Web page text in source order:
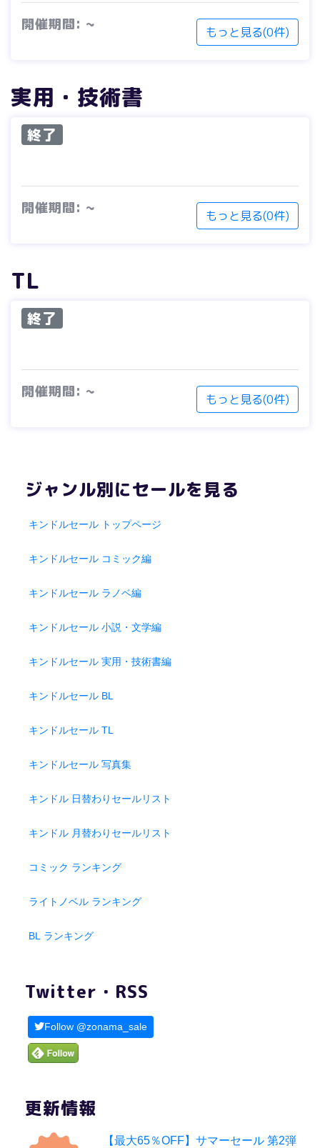
開催期間: ~ もっと見る(0件)
実用・技術書
終了
開催期間: ~ もっと見る(0件)
TL
終了
開催期間: ~ もっと見る(0件)
ジャンル別にセールを見る
キンドルセール トップページ
キンドルセール コミック編
キンドルセール ラノベ編
キンドルセール 小説・文学編
キンドルセール 実用・技術書編
キンドルセール BL
キンドルセール TL
キンドルセール 写真集
キンドル 日替わりセールリスト
キンドル 月替わりセールリスト
コミック ランキング
ライトノベル ランキング
BL ランキング
Twitter・RSS
Follow @zonama_sale
更新情報
【最大65％OFF】サマーセール 第2弾